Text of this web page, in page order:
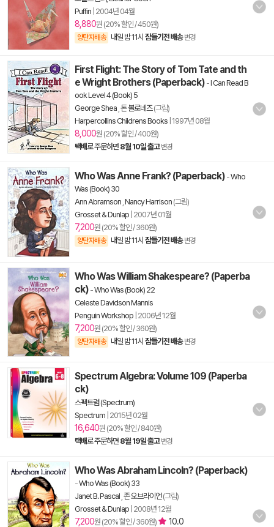
Puffin 2004년 04월
8,880원 (20% 할인 / 450원)
양탄자배송 내일 밤 11시 잠들기전 배송 변경
First Flight: The Story of Tom Tate and th
e Wright Brothers (Paperback) -I Can Read B
ook Level 4 (Book) 5
George Shea 돈 볼로네즈(그림)
Harpercollins Childrens Books 1997년 08월
8,000원 (20% 할인 / 400원)
택배로 주문하면 8월 10일 출고 변경
Who Was Anne Frank? (Paperback) -Who
Was (Book) 30
Ann Abramson Nancy Harrison (그림)
Grosset & Dunlap 2007년 01월
7,200원 (20% 할인 / 360원)
양탄자배송 내일 밤 11시 잠들기전 배송 변경
Who Was William Shakespeare? (Paperba
ck) -Who Was (Book) 22
Celeste Davidson Mannis
Penguin Workshop 2006년 12월
7,200원 (20% 할인 / 360원)
양탄자배송 내일 밤 11시 잠들기전 배송 변경
Spectrum Algebra: Volume 109 (Paperba
ck)
스펙트럼 (Spectrum)
Spectrum 2015년 02월
16,640원 (20% 할인 / 840원)
택배로 주문하면 8월 19일 출고 변경
Who Was Abraham Lincoln? (Paperback)
-Who Was (Book) 33
Janet B. Pascal 존 오브라이언(그림)
Grosset & Dunlap 2008년 12월
7,200원 (20% 할인 / 360원) 10.0